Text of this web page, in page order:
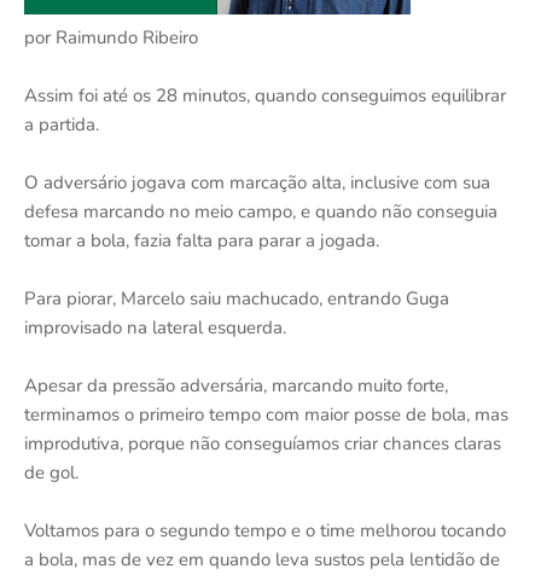
por Raimundo Ribeiro
Assim foi até os 28 minutos, quando conseguimos equilibrar
a partida.
O adversário jogava com marcação alta, inclusive com sua
defesa marcando no meio campo, e quando não conseguia
tomar a bola, fazia falta para parar a jogada.
Para piorar, Marcelo saiu machucado, entrando Guga
improvisado na lateral esquerda.
Apesar da pressão adversária, marcando muito forte,
terminamos o primeiro tempo com maior posse de bola, mas
improdutiva, porque não conseguíamos criar chances claras
de gol.
Voltamos para o segundo tempo e o time melhorou tocando
a bola, mas de vez em quando leva sustos pela lentidão de